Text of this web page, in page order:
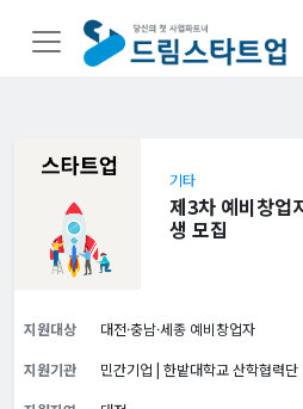
기타
제3차 예비창업
생 모집
지원대상
대전·충남·세종 예비창업자
지원기관
민간기업 | 한밭대학교 산학협력단